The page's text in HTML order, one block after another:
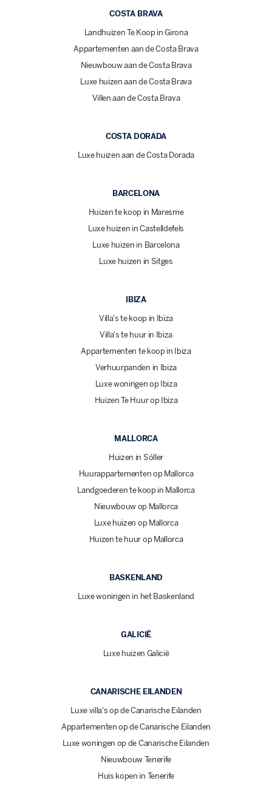
COSTA BRAVA
Landhuizen Te Koop in Girona
Appartementen aan de Costa Brava
Nieuwbouw aan de Costa Brava
Luxe huizen aan de Costa Brava
Villen aan de Costa Brava
COSTA DORADA
Luxe huizen aan de Costa Dorada
BARCELONA
Huizen te koop in Maresme
Luxe huizen in Castelldefels
Luxe huizen in Barcelona
Luxe huizen in Sitges
IBIZA
Villa's te koop in Ibiza
Villa's te huur in Ibiza
Appartementen te koop in Ibiza
Verhuurpanden in Ibiza
Luxe woningen op Ibiza
Huizen Te Huur op Ibiza
MALLORCA
Huizen in Sóller
Huurappartementen op Mallorca
Landgoederen te koop in Mallorca
Nieuwbouw op Mallorca
Luxe huizen op Mallorca
Huizen te huur op Mallorca
BASKENLAND
Luxe woningen in het Baskenland
GALICIË
Luxe huizen Galicië
CANARISCHE EILANDEN
Luxe villa's op de Canarische Eilanden
Appartementen op de Canarische Eilanden
Luxe woningen op de Canarische Eilanden
Nieuwbouw Tenerife
Huis kopen in Tenerife